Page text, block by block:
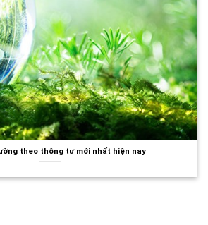
theo thông tư mới nhất hiện nay